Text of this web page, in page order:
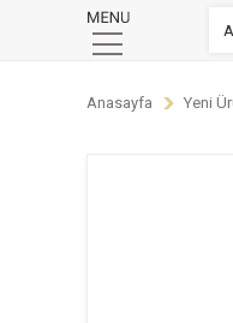
Anasayfa Yeni